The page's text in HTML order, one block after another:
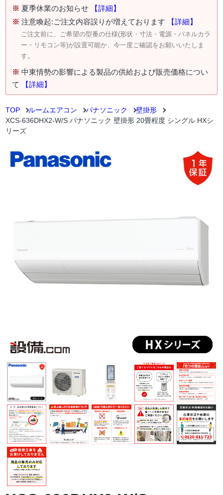
※ 夏季休業のお知らせ
【詳細】
※ 注意喚起:ご注文内容誤りが増えております 【詳細】
ご注文前に、ご希望の型番の仕様(形状・寸法・電源・パネルカラ
ー・リモコン等)が設置可能か、今一度ご確認をお願いいたしま
す。
※ 中東情勢の影響による製品の供給および販売価格につい
て
【詳細】
TOP ルームエアコン パナソニック
壁掛形
XCS-636DHX2-W/S パナソニック 壁掛形 20畳程度 シングル HXシ
リーズ